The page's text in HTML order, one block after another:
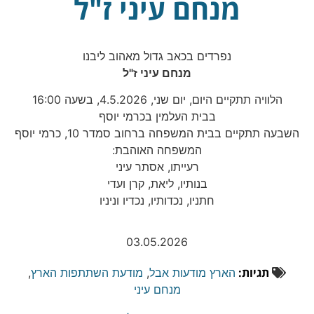
מנחם עיני ז"ל
נפרדים בכאב גדול מאהוב ליבנו
מנחם עיני ז"ל
הלוויה תתקיים היום, יום שני, 4.5.2026, בשעה 16:00
בבית העלמין בכרמי יוסף
השבעה תתקיים בבית המשפחה ברחוב סמדר 10, כרמי יוסף
המשפחה האוהבת:
רעייתו, אסתר עיני
בנותיו, ליאת, קרן ועדי
חתניו, נכדותיו, נכדיו וניניו
03.05.2026
תגיות: הארץ מודעות אבל, מודעת השתתפות הארץ,
מנחם עיני